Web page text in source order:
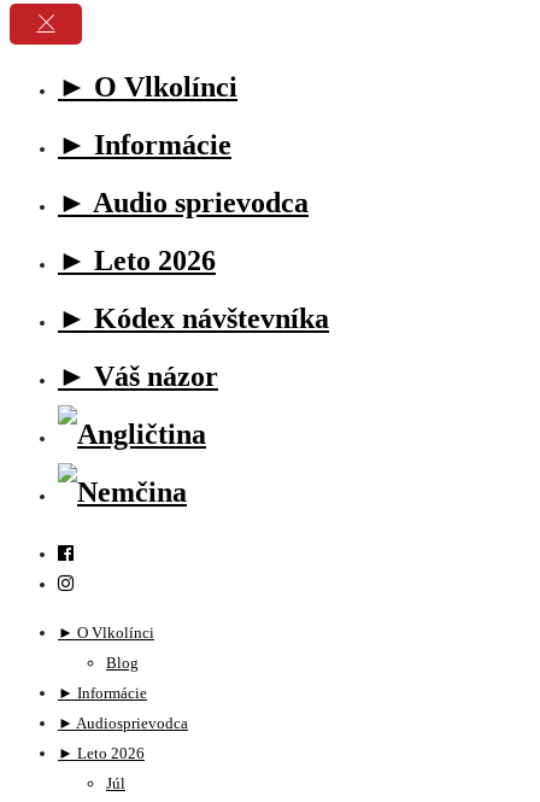
► O Vlkolínci
► Informácie
► Audio sprievodca
► Leto 2026
► Kódex návštevníka
► Váš názor
► O Vlkolínci
Blog
► Informácie
► Audiosprievodca
► Leto 2026
Júl